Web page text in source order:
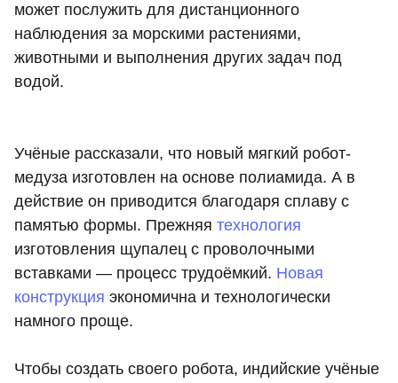
может послужить для дистанционного
наблюдения за морскими растениями,
животными и выполнения других задач под
водой.
Учёные рассказали, что новый мягкий робот-
медуза изготовлен на основе полиамида. А в
действие он приводится благодаря сплаву с
памятью формы. Прежняя технология
изготовления щупалец с проволочными
вставками — процесс трудоёмкий. Новая
конструкция экономична и технологически
намного проще.
Чтобы создать своего робота, индийские учёные